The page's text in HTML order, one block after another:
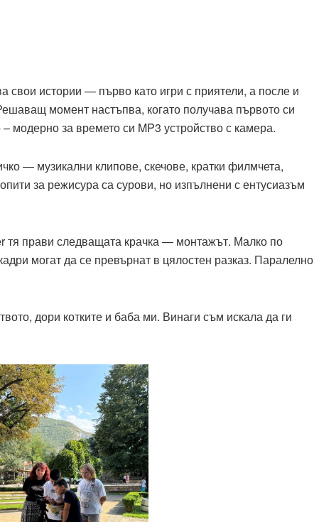
истории — първо като игри с приятели, а после и
момент настъпва, когато получава първото си
модерно за времето си MP3 устройство с камера.
— музикални клипове, скечове, кратки филмчета,
за режисура са сурови, но изпълнени с ентусиазъм
тя прави следващата крачка — монтажът. Малко по
могат да се превърнат в цялостен разказ. Паралелно
дори котките и баба ми. Винаги съм искала да ги